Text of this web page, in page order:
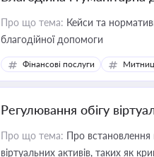
Про що тема: Кейси та
благодійної допомоги
Фінансові послуги
Регулювання обігу
Про що тема: Про встановлення
віртуальних активів, таких як